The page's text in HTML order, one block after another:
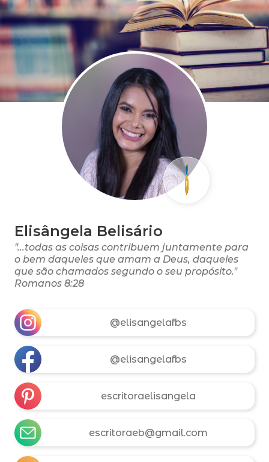
Elisângela Belisário
"...todas as coisas contribuem juntamente para
o bem daqueles que amam a Deus, daqueles
que são chamados segundo o seu propósito."
Romanos 8:28
@elisangelafbs
@elisangelafbs
escritoraelisangela
escritoraeb@gmail.com